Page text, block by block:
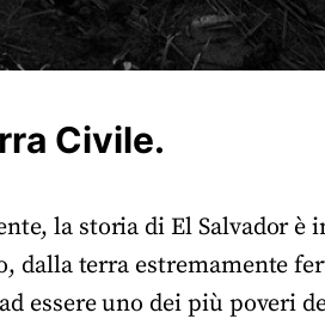
Civile.
la storia di El Salvador è
dalla terra estremamente
essere uno dei più poveri